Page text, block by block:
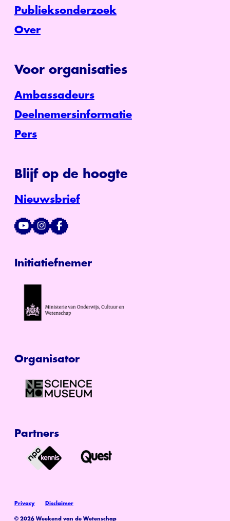
Publieksonderzoek
Over
Voor organisaties
Ambassadeurs
Deelnemersinformatie
Pers
Blijf op de hoogte
Nieuwsbrief
Initiatiefnemer
Organisator
Partners
© 2026 Weekend van de Wetenschap
Privacy Disclaimer